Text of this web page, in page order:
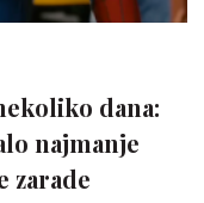
dana:
najmanje
zarade